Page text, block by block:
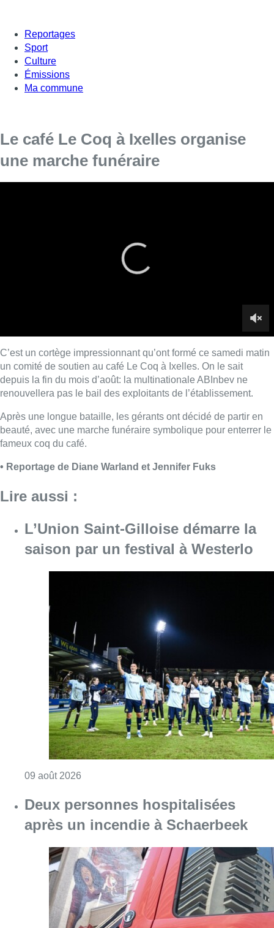
Reportages
Sport
Culture
Émissions
Ma commune
Le café Le Coq à Ixelles organise
une marche funéraire
Après une longue bataille, les gérants ont décidé de partir en
beauté, avec une marche funéraire symbolique pour enterrer le
L’Union Saint-Gilloise démarre la
saison par un festival à Westerlo
09 août 2026 Consulter l'article "L’Union Saint-Gilloise
Deux personnes hospitalisées
après un incendie à Schaerbeek
09 août 2026Consulter l'article "Deux personnes
Un nouveau club de MMA ouvre